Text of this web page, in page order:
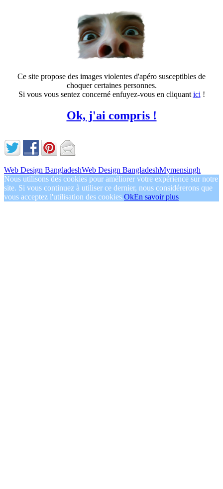
Ce site propose des images violentes d'apéro susceptibles de
choquer certaines personnes.
Si vous vous sentez concerné enfuyez-vous en cliquant ici !
Ok, j'ai compris !
Web Design BangladeshWeb Design BangladeshMymensingh
Nous utilisons des cookies pour améliorer votre expérience sur notre
site. Si vous continuez à utiliser ce dernier, nous considérerons que
vous acceptez l'utilisation des cookies.OkEn savoir plus